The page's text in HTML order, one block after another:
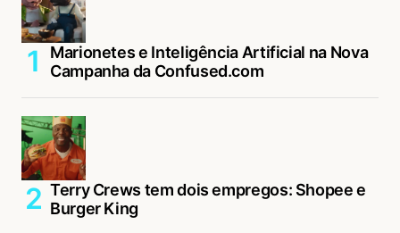
Marionetes e Inteligência Artificial na Nova
Campanha da Confused.com
Terry Crews tem dois empregos: Shopee e
Burger King